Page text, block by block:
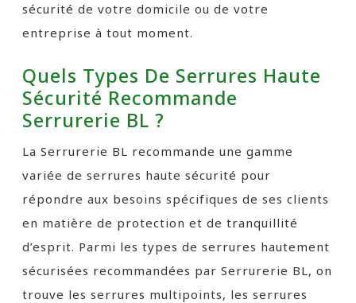
sécurité de votre domicile ou de votre
entreprise à tout moment.
Quels Types De Serrures Haute
Sécurité Recommande
Serrurerie BL ?
La Serrurerie BL recommande une gamme
variée de serrures haute sécurité pour
répondre aux besoins spécifiques de ses clients
en matière de protection et de tranquillité
d’esprit. Parmi les types de serrures hautement
sécurisées recommandées par Serrurerie BL, on
trouve les serrures multipoints, les serrures